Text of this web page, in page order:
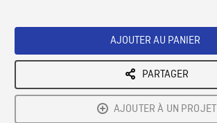
AJOUTER AU PANIER
PARTAGER
AJOUTER À UN PROJET